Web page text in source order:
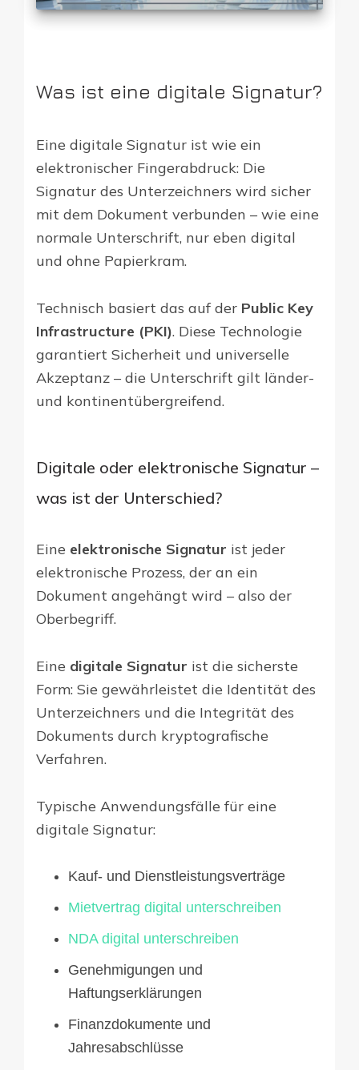
Was ist eine digitale Signatur?
Eine digitale Signatur ist wie ein
elektronischer Fingerabdruck: Die
Signatur des Unterzeichners wird sicher
mit dem Dokument verbunden – wie eine
normale Unterschrift, nur eben digital
und ohne Papierkram.
Technisch basiert das auf der Public Key
Infrastructure (PKI). Diese Technologie
garantiert Sicherheit und universelle
Akzeptanz – die Unterschrift gilt länder-
und kontinentübergreifend.
Digitale oder elektronische Signatur –
was ist der Unterschied?
Eine elektronische Signatur ist jeder
elektronische Prozess, der an ein
Dokument angehängt wird – also der
Oberbegriff.
Eine digitale Signatur ist die sicherste
Form: Sie gewährleistet die Identität des
Unterzeichners und die Integrität des
Dokuments durch kryptografische
Verfahren.
Typische Anwendungsfälle für eine
digitale Signatur:
Kauf- und Dienstleistungsverträge
Mietvertrag digital unterschreiben
NDA digital unterschreiben
Genehmigungen und
Haftungserklärungen
Finanzdokumente und
Jahresabschlüsse